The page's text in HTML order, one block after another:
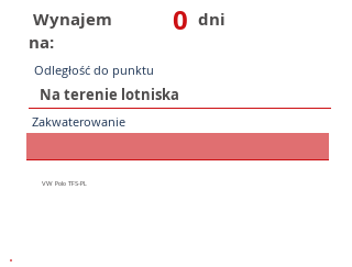
Wynajem
na:
0 dni
Odległość do punktu
Zakwaterowanie